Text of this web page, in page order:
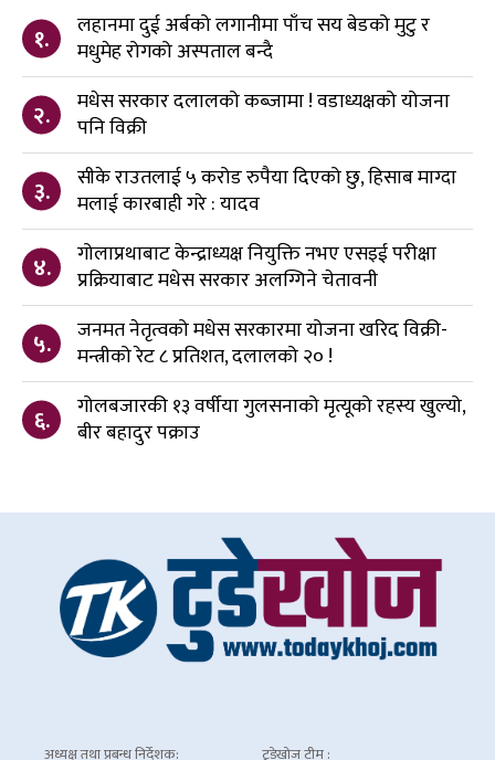
१.
लहानमा दुई अर्बको लगानीमा पाँच सय बेडको मुटु र
मधुमेह रोगको अस्पताल बन्दै
२.
मधेस सरकार दलालको कब्जामा ! वडाध्यक्षको योजना
पनि विक्री
३.
सीके राउतलाई ५ करोड रुपैया दिएको छु, हिसाब माग्दा
मलाई कारबाही गरे : यादव
४.
गोलाप्रथाबाट केन्द्राध्यक्ष नियुक्ति नभए एसइई परीक्षा
प्रक्रियाबाट मधेस सरकार अलग्गिने चेतावनी
५.
जनमत नेतृत्वको मधेस सरकारमा योजना खरिद विक्री-
मन्त्रीको रेट ८ प्रतिशत, दलालको २० !
६.
गोलबजारकी १३ वर्षीया गुलसनाको मृत्यूको रहस्य खुल्यो,
बीर बहादुर पक्राउ
अध्यक्ष तथा प्रबन्ध निर्देशक: टुडेखोज टीम :